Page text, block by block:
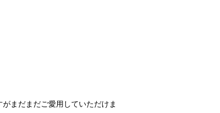
まだまだご愛用していただけま